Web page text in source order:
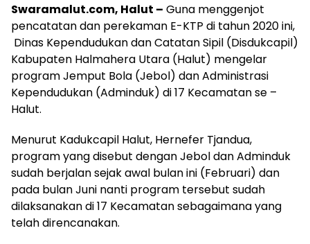
Swaramalut.com, Halut – Guna menggenjot
pencatatan dan perekaman E-KTP di tahun 2020 ini,
Dinas Kependudukan dan Catatan Sipil (Disdukcapil)
Kabupaten Halmahera Utara (Halut) mengelar
program Jemput Bola (Jebol) dan Administrasi
Kependudukan (Adminduk) di 17 Kecamatan se –
Halut.
Menurut Kadukcapil Halut, Hernefer Tjandua,
program yang disebut dengan Jebol dan Adminduk
sudah berjalan sejak awal bulan ini (Februari) dan
pada bulan Juni nanti program tersebut sudah
dilaksanakan di 17 Kecamatan sebagaimana yang
telah direncanakan.